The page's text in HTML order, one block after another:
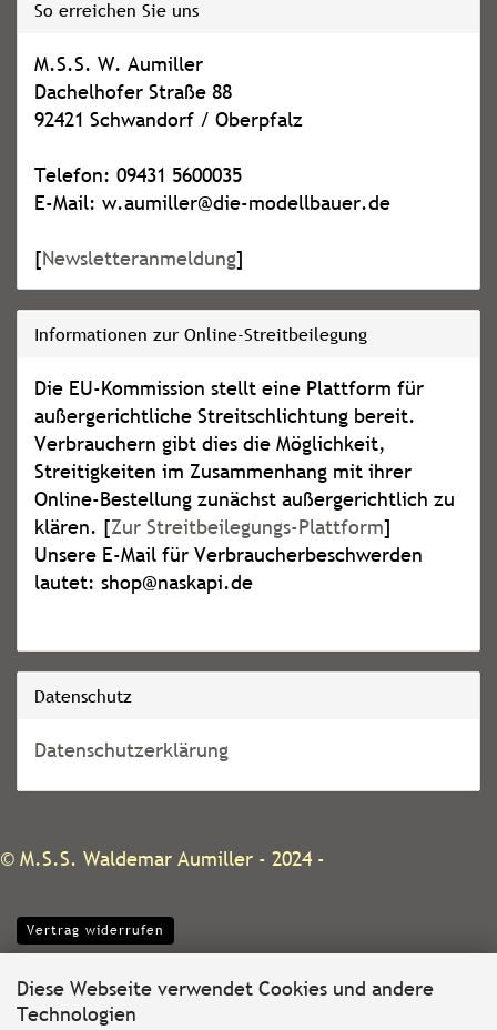
Diese Webseite verwendet Cookies und andere
Technologien
So erreichen Sie uns
M.S.S. W. Aumiller
Dachelhofer Straße 88
92421 Schwandorf / Oberpfalz
Telefon: 09431 5600035
E-Mail: w.aumiller@die-modellbauer.de
[Newsletteranmeldung]
Informationen zur Online-Streitbeilegung
Die EU-Kommission stellt eine Plattform für
außergerichtliche Streitschlichtung bereit.
Verbrauchern gibt dies die Möglichkeit,
Streitigkeiten im Zusammenhang mit ihrer
Online-Bestellung zunächst außergerichtlich zu
klären. [Zur Streitbeilegungs-Plattform]
Unsere E-Mail für Verbraucherbeschwerden
lautet: shop@naskapi.de
Datenschutz
Datenschutzerklärung
© M.S.S. Waldemar Aumiller - 2024 -
Vertrag widerrufen